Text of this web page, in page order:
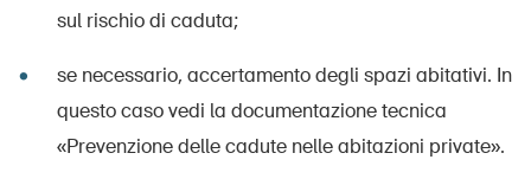
sul rischio di caduta;
se necessario, accertamento degli spazi abitativi. In
questo caso vedi la documentazione tecnica
«Prevenzione delle cadute nelle abitazioni private».